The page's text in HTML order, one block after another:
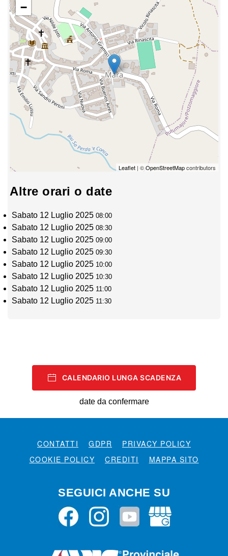
−
Leaflet| ©OpenStreetMapcontributors
Altre orari o date
Sabato 12 Luglio 202508:00
Sabato 12 Luglio 202508:30
Sabato 12 Luglio 202509:00
Sabato 12 Luglio 202509:30
Sabato 12 Luglio 2025 10:00
Sabato 12 Luglio 2025 10:30
Sabato 12 Luglio 2025 11:00
Sabato 12 Luglio 2025 11:30
CALENDARIO LUNGA SCADENZA
date da confermare
CONTATTI GDPR
PRIVACY POLICY
COOKIE POLICY
CREDITI MAPPA SITO
SEGUICI ANCHE SU